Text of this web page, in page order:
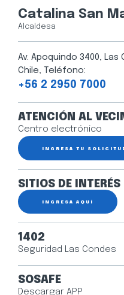
Catalina San
Alcaldesa
Av. Apoquindo 3400,
Chile, Teléfono:
+56 2 2950 7000
ATENCIÓN AL
Centro electrónico
INGRESA TU
SITIOS DE INTERÉS
INGRESA AQUÍ
1402
Seguridad Las Condes
SOSAFE
Descargar APP